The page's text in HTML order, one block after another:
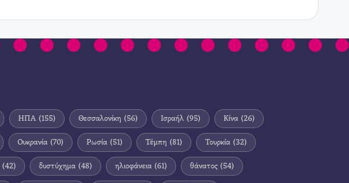
ΗΠΑ (155) Θεσσαλονίκη (56) Ισραήλ (95) Κίνα (26)
Ουκρανία (70) Ρωσία (51) Τέμπη (81) Τουρκία (32)
(42) δυστύχημα (48) ηλιοφάνεια (61) θάνατος (54)